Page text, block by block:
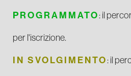
PROGRAMMATO: il
per l'iscrizione.
IN SVOLGIMENTO: il